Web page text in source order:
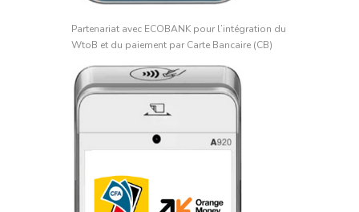
Partenariat avec ECOBANK pour l’intégration du
WtoB et du paiement par Carte Bancaire (CB)